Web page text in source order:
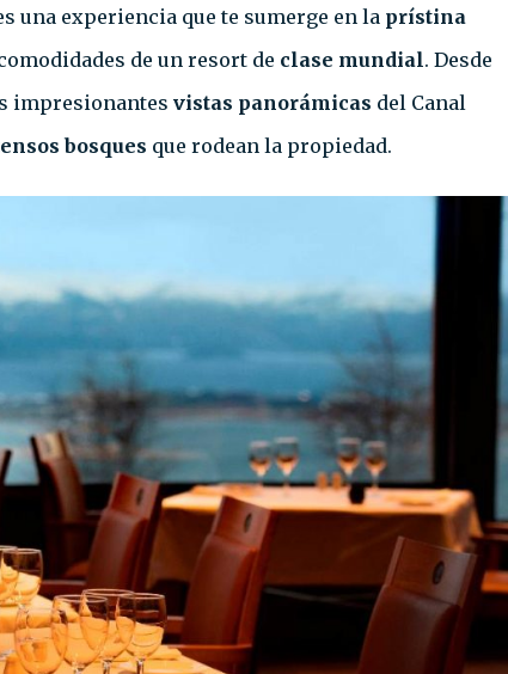
una experiencia que te sumerge en la prístina
de un resort de clase mundial. Desde
impresionantes vistas panorámicas del Canal
bosques que rodean la propiedad.